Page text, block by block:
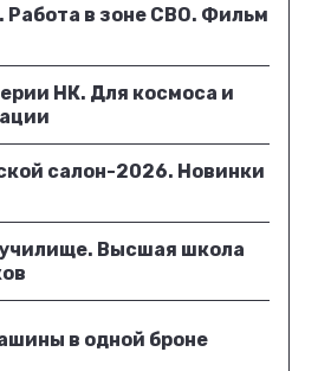
в зоне СВО. Фильм
НК. Для космоса и
салон-2026. Новинки
Высшая школа
в одной броне